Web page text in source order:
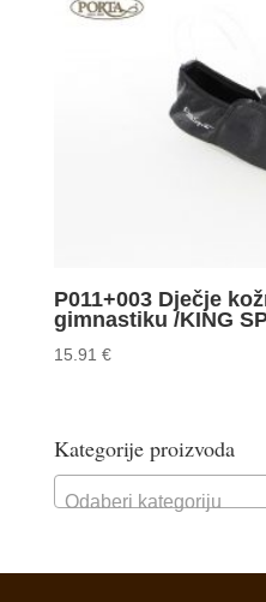
P011+003 Dječje
gimnastiku /KING
15.91 €
Kategorije proizvoda
Odaberi kategoriju